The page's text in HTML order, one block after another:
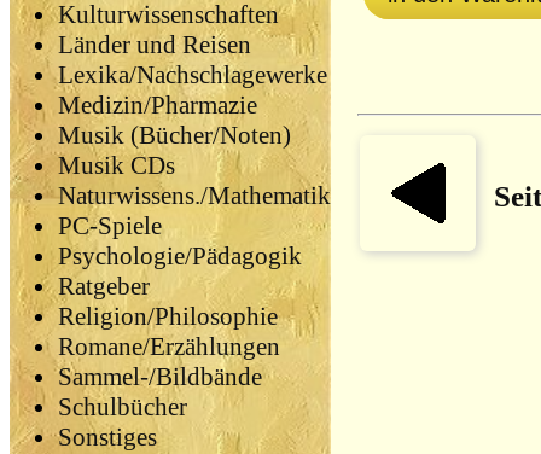
Kulturwissenschaften
Länder und Reisen
Lexika/Nachschlagewerke
Medizin/Pharmazie
Musik (Bücher/Noten)
Musik CDs
Naturwissens./Mathematik
PC-Spiele
Psychologie/Pädagogik
Ratgeber
Religion/Philosophie
Romane/Erzählungen
Sammel-/Bildbände
Schulbücher
Sonstiges